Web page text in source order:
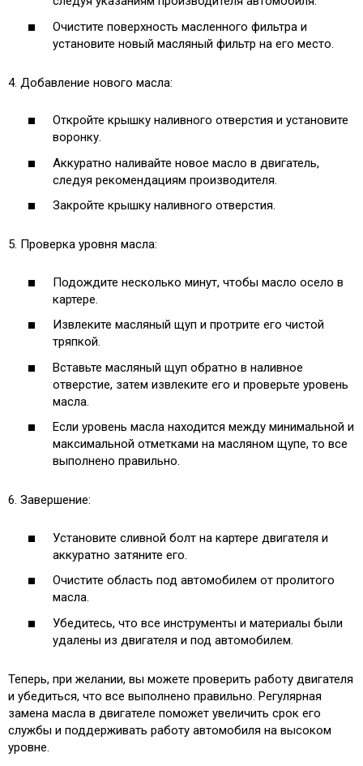
Очистите поверхность масленного фильтра и
установите новый масляный фильтр на его место.
4. Добавление нового масла:
Откройте крышку наливного отверстия и установите
воронку.
Аккуратно наливайте новое масло в двигатель,
следуя рекомендациям производителя.
Закройте крышку наливного отверстия.
5. Проверка уровня масла:
Подождите несколько минут, чтобы масло осело в
картере.
Извлеките масляный щуп и протрите его чистой
тряпкой.
Вставьте масляный щуп обратно в наливное
отверстие, затем извлеките его и проверьте уровень
масла.
Если уровень масла находится между минимальной и
максимальной отметками на масляном щупе, то все
выполнено правильно.
6. Завершение:
Установите сливной болт на картере двигателя и
аккуратно затяните его.
Очистите область под автомобилем от пролитого
масла.
Убедитесь, что все инструменты и материалы были
удалены из двигателя и под автомобилем.
Теперь, при желании, вы можете проверить работу двигателя
и убедиться, что все выполнено правильно. Регулярная
замена масла в двигателе поможет увеличить срок его
службы и поддерживать работу автомобиля на высоком
уровне.